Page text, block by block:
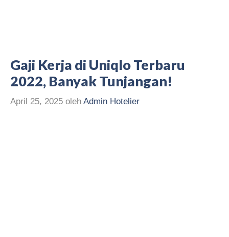
Gaji Kerja di Uniqlo Terbaru
2022, Banyak Tunjangan!
April 25, 2025 oleh Admin Hotelier